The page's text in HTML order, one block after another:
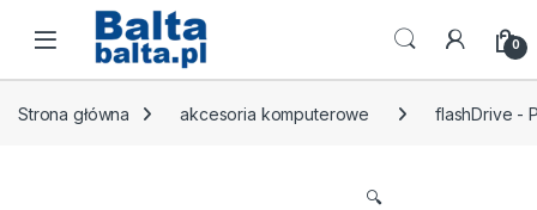
Skip to navigation
Skip to content
Open 0
Strona główna akcesoria komputerowe flashDrive -
🔍